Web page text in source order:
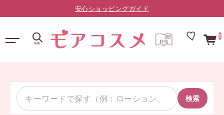
0
検索
安心ショッピングガイド